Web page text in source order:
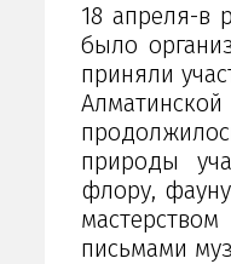
18 апреля-в
было
приняли
природы
флору,
письмами